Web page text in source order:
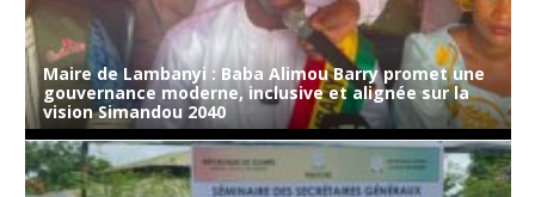
Maire de Lambanyi : Baba Alimou Barry promet une
gouvernance moderne, inclusive et alignée sur la
vision Simandou 2040